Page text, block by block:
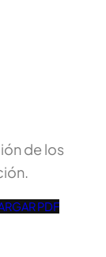
de los
PDF